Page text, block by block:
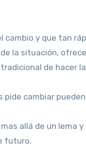
cambio y que tan
la situación,
de hacer
pide cambiar
allá de un lema
futuro.